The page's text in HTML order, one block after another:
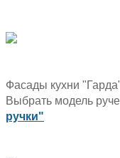
Фасады кухни
Выбрать модель
ручки"